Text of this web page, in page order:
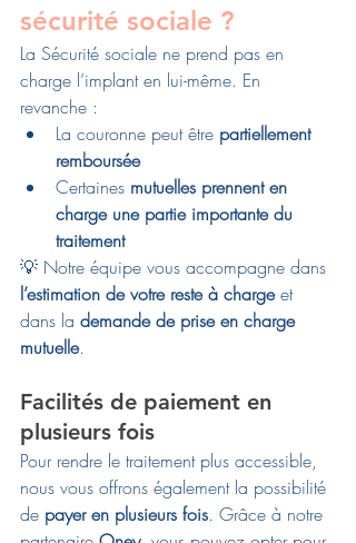
sécurité sociale ?
La Sécurité sociale ne prend pas en
charge l’implant en lui-même. En
revanche :
La couronne peut être partiellement
remboursée
Certaines mutuelles prennent en
charge une partie importante du
traitement
💡 Notre équipe vous accompagne dans
l’estimation de votre reste à charge et
dans la demande de prise en charge
mutuelle.
Facilités de paiement en
plusieurs fois
Pour rendre le traitement plus accessible,
nous vous offrons également la possibilité
de payer en plusieurs fois. Grâce à notre